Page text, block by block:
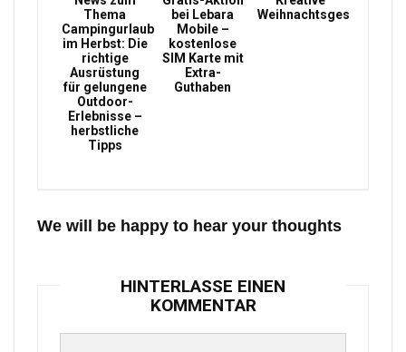
Thema
Campingurlaub
im Herbst: Die
richtige
Ausrüstung
für gelungene
Outdoor-
Erlebnisse –
herbstliche
Tipps
bei Lebara
Mobile –
kostenlose
SIM Karte mit
Extra-
Guthaben
Weihnachtsgeschenke
We will be happy to hear your thoughts
HINTERLASSE EINEN
KOMMENTAR